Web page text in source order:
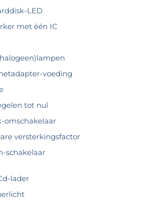
LED
met één IC
voeding
tot nul
omschakelaar
versterkingsfactor
schakelaar
lader